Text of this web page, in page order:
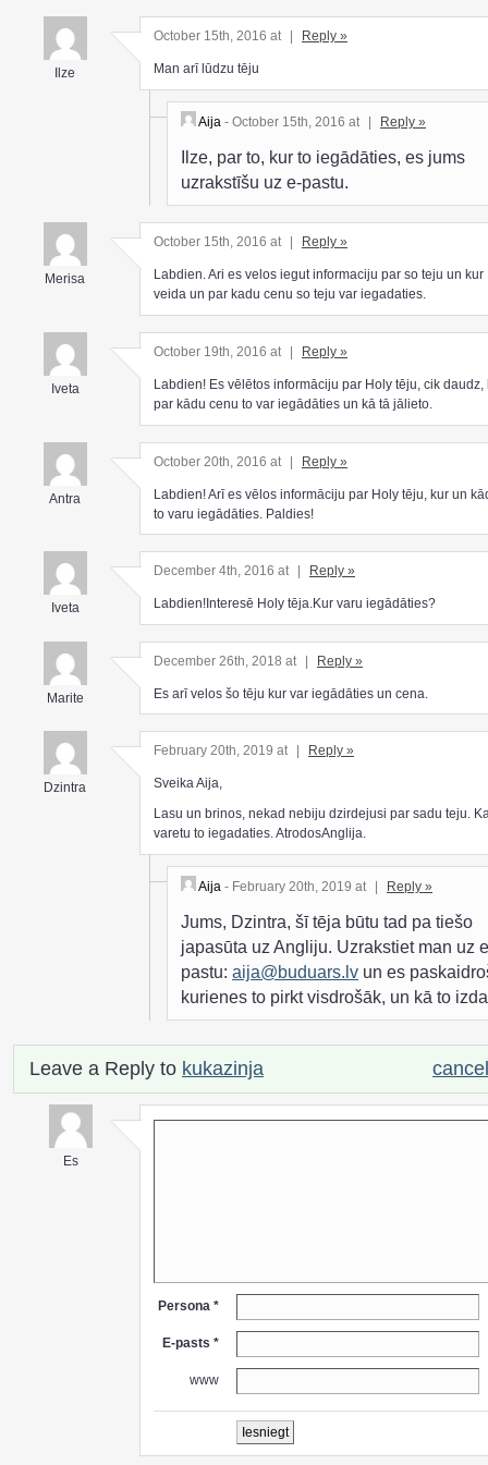
Ilze
October 15th, 2016 at Reply »
Man arī lūdzu tēju
Aija - October 15th, 2016 at | Reply »
Ilze, par to, kur to iegādāties, es jums
uzrakstīšu uz e-pastu.
Merisa
October 15th, 2016 at Reply »
Labdien. Ari es velos iegut informaciju par so teju un kur
veida un par kadu cenu so teju var iegadaties.
Iveta
October 19th, 2016 at Reply »
Labdien! Es vēlētos informāciju par Holy tēju, cik daudz,
par kādu cenu to var iegādāties un kā tā jālieto.
Antra
October 20th, 2016 at | Reply »
Labdien! Arī es vēlos informāciju par Holy tēju, kur un
to varu iegādāties. Paldies!
Iveta
December 4th, 2016 at Reply »
Labdien!Interesē Holy tēja.Kur varu iegādāties?
Marite
December 26th, 2018 at | Reply »
Es arī velos šo tēju kur var iegādāties un cena.
Dzintra
February 20th, 2019 at Reply »
Sveika Aija,
Lasu un brinos, nekad nebiju dzirdejusi par sadu teju.
varetu to iegadaties. AtrodosAnglija.
Aija - February 20th, 2019 at | Reply »
Jums, Dzintra, šī tēja būtu tad pa tiešo
japasūta uz Angliju. Uzrakstiet man uz
pastu: aija@buduars.lv un es
kurienes to pirkt visdrošāk, un kā to
Leave a Reply to kukazinja
Es
Persona *
E-pasts *
www